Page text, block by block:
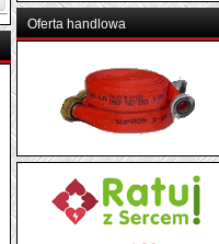
Oferta handlowa